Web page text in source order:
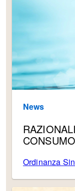
News
Ordinanza